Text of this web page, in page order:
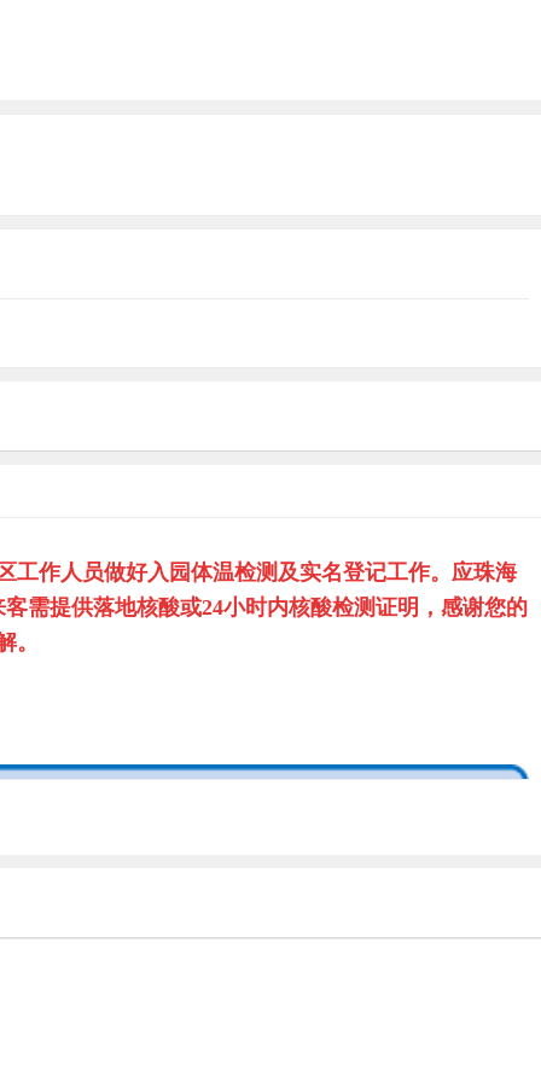
工作人员做好入园体温检测及实名登记工作。应珠海
需提供落地核酸或24小时内核酸检测证明，感谢您的
。